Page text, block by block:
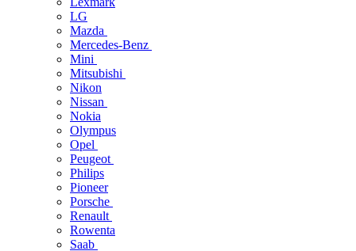
LG
Mazda
Mercedes-Benz
Mini
Mitsubishi
Nikon
Nissan
Nokia
Olympus
Opel
Peugeot
Philips
Pioneer
Porsche
Renault
Rowenta
Saab